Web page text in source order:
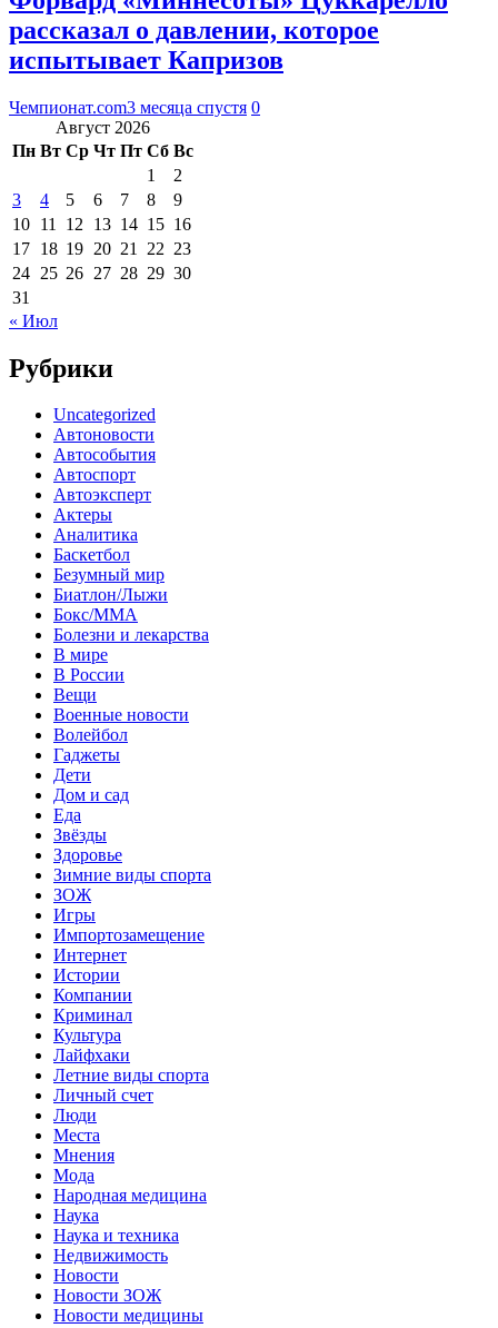
рассказал о давлении, которое
испытывает Капризов
Чемпионат.com3 месяца спустя 0
Август 2026
Пн Вт Ср Чт Пт Сб Вс
1
2
3
4 5 6 7 8
9
10 11 12 13 14 15 16
17 18 19 20 21 22 23
24 25 26 27 28 29 30
31
« Июл
Рубрики
Uncategorized
Автоновости
Автособытия
Автоспорт
Автоэксперт
Актеры
Аналитика
Баскетбол
Безумный мир
Биатлон/Лыжи
Бокс/MMA
Болезни и лекарства
В мире
В России
Вещи
Военные новости
Волейбол
Гаджеты
Дети
Дом и сад
Еда
Звёзды
Здоровье
Зимние виды спорта
ЗОЖ
Игры
Импортозамещение
Интернет
Истории
Компании
Криминал
Культура
Лайфхаки
Летние виды спорта
Личный счет
Люди
Места
Мнения
Мода
Народная медицина
Наука
Наука и техника
Недвижимость
Новости
Новости ЗОЖ
Новости медицины